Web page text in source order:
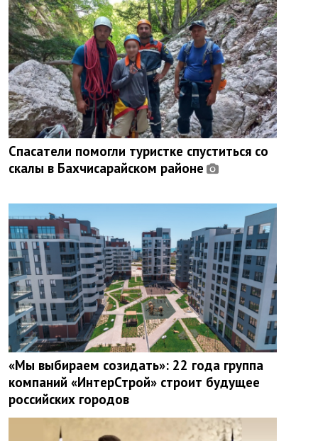
Спасатели помогли туристке спуститься со
скалы в Бахчисарайском районе
«Мы выбираем созидать»: 22 года группа
компаний «ИнтерСтрой» строит будущее
российских городов